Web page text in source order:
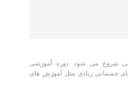
شروع می شود. دوره آموزشی
جسمانی زیادی مثل آموزش های